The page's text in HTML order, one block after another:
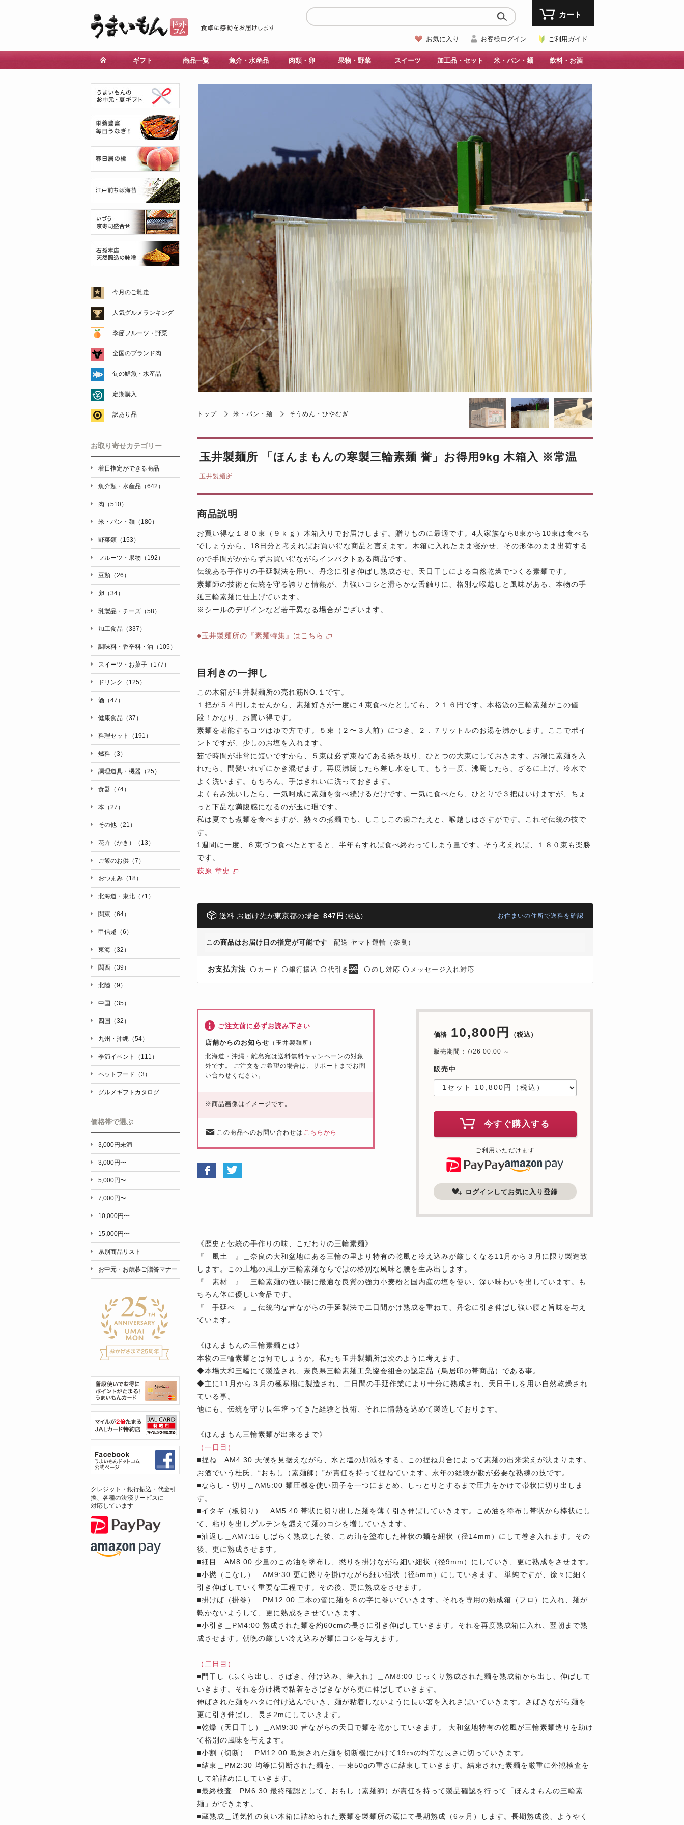
お気に入り お客様ログイン ご利用ガイド
カート
ギフト 商品一覧 魚介・水産品 肉類・卵 果物・野菜 スイーツ 加工品・セット 米・パン・麺 飲料・お酒
トップ 米・パン・麺 そうめん・ひやむぎ
玉井製麺所 「ほんまもんの寒製三輪素麺 誉」お得用9kg 木箱入 ※常温
玉井製麺所
商品説明
お買い得な１８０束（９ｋｇ）木箱入りでお届けします。贈りものに最適です。4人家族なら8束から10束は食べる
でしょうから、18日分と考えればお買い得な商品と言えます。木箱に入れたまま寝かせ、その形体のまま出荷する
ので手間がかからずお買い得ながらインパクトある商品です。
伝統ある手作りの手延製法を用い、丹念に引き伸ばし熟成させ、天日干しによる自然乾燥でつくる素麺です。
素麺師の技術と伝統を守る誇りと情熱が、力強いコシと滑らかな舌触りに、格別な喉越しと風味がある、本物の手
延三輪素麺に仕上げています。
※シールのデザインなど若干異なる場合がございます。
●玉井製麺所の『素麺特集』はこちら
目利きの一押し
この木箱が玉井製麺所の売れ筋NO.１です。
１把が５４円しませんから、素麺好きが一度に４束食べたとしても、２１６円です。本格派の三輪素麺がこの値
段！かなり、お買い得です。
素麺を堪能するコツはゆで方です。５束（２〜３人前）につき、２．７リットルのお湯を沸かします。ここでポイ
ントですが、少しのお塩を入れます。
茹で時間が非常に短いですから、５束は必ず束ねてある紙を取り、ひとつの大束にしておきます。お湯に素麺を入
れたら、間髪いれずにかき混ぜます。再度沸騰したら差し水をして、もう一度、沸騰したら、ざるに上げ、冷水で
よく洗います。もちろん、手はきれいに洗っておきます。
よくもみ洗いしたら、一気呵成に素麺を食べ続けるだけです。一気に食べたら、ひとりで３把はいけますが、ちょ
っと下品な満腹感になるのが玉に瑕です。
私は夏でも煮麺を食べますが、熱々の煮麺でも、しこしこの歯ごたえと、喉越しはさすがです。これぞ伝統の技で
す。
1週間に一度、６束づつ食べたとすると、半年もすれば食べ終わってしまう量です。そう考えれば、１８０束も楽勝
です。
萩原 章史
送料 お届け先が東京都の場合 847円 (税込) お住まいの住所で送料を確認
この商品はお届け日の指定が可能です 配送 ヤマト運輸（奈良）
お支払方法 〇 カード 〇 銀行振込 〇 代引き 〇 のし対応 〇 メッセージ入れ対応
価格 10,800円 （税込）
販売期間：7/26 00:00 ～
販売中
今すぐ購入する
ご利用いただけます
ログインしてお気に入り登録
ご注文前に必ずお読み下さい
店舗からのお知らせ （玉井製麺所）
北海道・沖縄・離島宛は送料無料キャンペーンの対象
外です。 ご注文をご希望の場合は、サポートまでお問
い合わせください。
※商品画像はイメージです。
この商品へのお問い合わせは こちらから
《歴史と伝統の手作りの味、こだわりの三輪素麺》
『 風土 』＿奈良の大和盆地にある三輪の里より特有の乾風と冷え込みが厳しくなる11月から３月に限り製造致
します。この土地の風土が三輪素麺ならではの格別な風味と腰を生み出します。
『 素材 』＿三輪素麺の強い腰に最適な良質の強力小麦粉と国内産の塩を使い、深い味わいを出しています。も
ちろん体に優しい食品です。
『 手延べ 』＿伝統的な昔ながらの手延製法で二日間かけ熟成を重ねて、丹念に引き伸ばし強い腰と旨味を与え
ています。
《ほんまもんの三輪素麺とは》
本物の三輪素麺とは何でしょうか。私たち玉井製麺所は次のように考えます。
◆本場大和三輪にて製造され、奈良県三輪素麺工業協会組合の認定品（鳥居印の帯商品）である事。
◆主に11月から３月の極寒期に製造され、二日間の手延作業により十分に熟成され、天日干しを用い自然乾燥され
ている事。
他にも、伝統を守り長年培ってきた経験と技術、それに情熱を込めて製造しております。
《ほんまもん三輪素麺が出来るまで》
（一日目）
■捏ね＿ AM4:30 天候を見据えながら、水と塩の加減をする。この捏ね具合によって素麺の出来栄えが決まります。
お酒でいう杜氏、“おもし（素麺師）”が責任を持って捏ねています。永年の経験が勘が必要な熟練の技です。
■ならし・切り＿ AM5:00 麺圧機を使い団子を一つにまとめ、しっとりとするまで圧力をかけて帯状に切り出しま
す。
■イタギ（板切り）＿ AM5:40 帯状に切り出した麺を薄く引き伸ばしていきます。こめ油を塗布し帯状から棒状にし
て、粘りを出しグルテンを鍛えて麺のコシを増していきます。
■油返し＿ AM7:15 しばらく熟成した後、こめ油を塗布した棒状の麺を紐状（径14mm）にして巻き入れます。その
後、更に熟成させます。
■細目＿ AM8:00 少量のこめ油を塗布し、撚りを掛けながら細い紐状（径9mm）にしていき、更に熟成をさせます。
■小撚（こなし）＿ AM9:30 更に撚りを掛けながら細い紐状（径5mm）にしていきます。 単純ですが、徐々に細く
引き伸ばしていく重要な工程です。その後、更に熟成をさせます。
■掛けば（掛巻）＿ PM12:00 二本の管に麺を８の字に巻いていきます。それを専用の熟成箱（フロ）に入れ、麺が
乾かないようして、更に熟成をさせていきます。
■小引き＿ PM4:00 熟成された麺を約60cmの長さに引き伸ばしていきます。それを再度熟成箱に入れ、翌朝まで熟
成させます。朝晩の厳しい冷え込みが麺にコシを与えます。
（二日目）
■門干し（ふくら出し、さばき、付け込み、箸入れ）
＿AM8:00 じっくり熟成された麺を熟成箱から出し、伸ばして
いきます。それを分け機で粘着をさばきながら更に伸ばしていきます。
伸ばされた麺をハタに付け込んでいき、麺が粘着しないように長い箸を入れさばいていきます。さばきながら麺を
更に引き伸ばし、長さ2mにしていきます。
■乾燥（天日干し）＿ AM9:30 昔ながらの天日で麺を乾かしていきます。 大和盆地特有の乾風が三輪素麺造りを助け
て格別の風味を与えます。
■小割（切断）＿ PM12:00 乾燥された麺を切断機にかけて19㎝の均等な長さに切っていきます。
■結束＿ PM2:30 均等に切断された麺を、一束50gの重さに結束していきます。結束された素麺を厳重に外観検査を
して箱詰めにしていきます。
■最終検査＿ PM6:30 最終確認として、おもし（素麺師）が責任を持って製品確認を行って「ほんまもんの三輪素
麺」ができます。
■蔵熟成＿ 通気性の良い木箱に詰められた素麺を製麺所の蔵にて長期熟成（6ヶ月）します。長期熟成後、ようやく
今月のご馳走
人気グルメランキング
季節フルーツ・野菜
全国のブランド肉
旬の鮮魚・水産品
定期購入
訳あり品
お取り寄せカテゴリー
着日指定ができる商品
魚介類・水産品（642）
肉（510）
米・パン・麺（180）
野菜類（153）
フルーツ・果物（192）
豆類（26）
卵（34）
乳製品・チーズ（58）
加工食品（337）
調味料・香辛料・油（105）
スイーツ・お菓子（177）
ドリンク（125）
酒（47）
健康食品（37）
料理セット（191）
燃料（3）
調理道具・機器（25）
食器（74）
本（27）
その他（21）
花卉（かき）（13）
ご飯のお供（7）
おつまみ（18）
北海道・東北（71）
関東（64）
甲信越（6）
東海（32）
関西（39）
北陸（9）
中国（35）
四国（32）
九州・沖縄（54）
季節イベント（111）
ペットフード（3）
グルメギフトカタログ
価格帯で選ぶ
3,000円未満
3,000円〜
5,000円〜
7,000円〜
10,000円〜
15,000円〜
県別商品リスト
お中元・お歳暮ご贈答マナー
クレジット・銀行振込・代金引
換、各種の決済サービスに
対応しています